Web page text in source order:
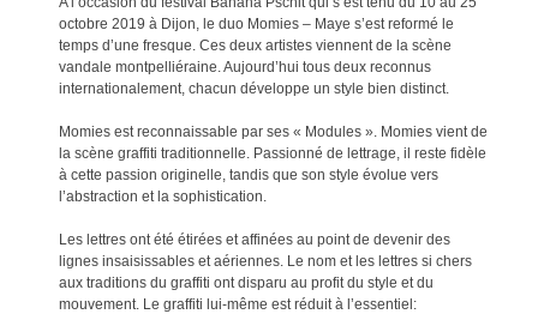
octobre 2019 à Dijon, le duo Momies – Maye s’est reformé le
temps d’une fresque. Ces deux artistes viennent de la scène
vandale montpelliéraine. Aujourd’hui tous deux reconnus
internationalement, chacun développe un style bien distinct.
Momies est reconnaissable par ses « Modules ». Momies vient de
la scène graffiti traditionnelle. Passionné de lettrage, il reste fidèle
à cette passion originelle, tandis que son style évolue vers
l’abstraction et la sophistication.
Les lettres ont été étirées et affinées au point de devenir des
lignes insaisissables et aériennes. Le nom et les lettres si chers
aux traditions du graffiti ont disparu au profit du style et du
mouvement. Le graffiti lui-même est réduit à l’essentiel: